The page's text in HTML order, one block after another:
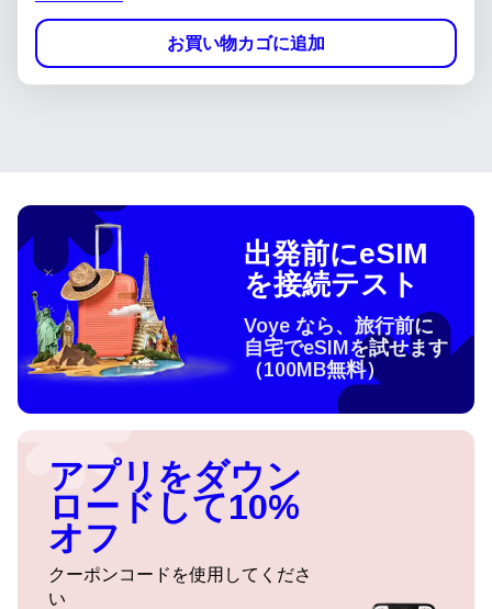
お買い物カゴに追加
出発前にeSIM
を接続テスト
Voye なら、旅行前に
自宅でeSIMを試せます
（100MB無料）
アプリをダウン
ロードして10%
オフ
クーポンコードを使用してくださ
い